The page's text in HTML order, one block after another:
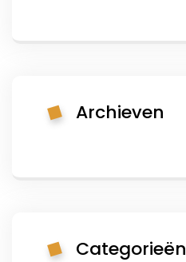
Archieven
Categorieën